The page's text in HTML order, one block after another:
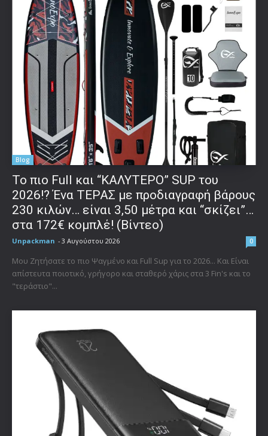
Blog
To πιο Full και “ΚΑΛΥΤΕΡΟ” SUP του
2026!? Ένα ΤΕΡΑΣ με προδιαγραφή βάρους
230 κιλών… είναι 3,50 μέτρα και “σκίζει”…
στα 172€ κομπλέ! (Βίντεο)
Unpackman - 3 Αυγούστου 2026 0
Μου Ζητήσατε το πιο Ψαγμένο και Full Sup για το 2026... Και Είναι
απίστευτα ποιοτικό, γρήγορο και σταθερό χάρις στα 3 Fin's και το
"τεράστιο"...